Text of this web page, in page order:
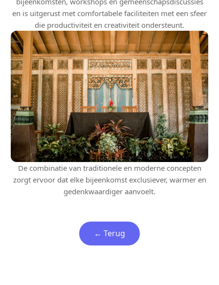
en is uitgerust met comfortabele faciliteiten met een sfeer
die productiviteit en creativiteit ondersteunt.
De combinatie van traditionele en moderne concepten
zorgt ervoor dat elke bijeenkomst exclusiever, warmer en
gedenkwaardiger aanvoelt.
← Terug